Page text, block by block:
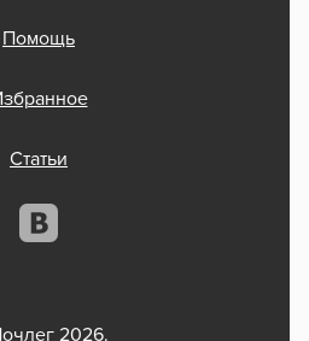
Помощь
Статьи
2026.